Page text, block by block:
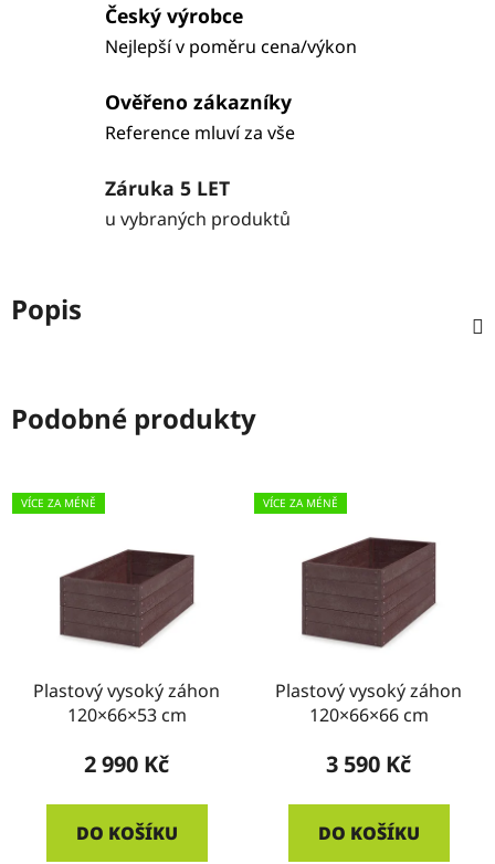
Český výrobce
Nejlepší v poměru cena/výkon
Ověřeno zákazníky
Reference mluví za vše
Záruka 5 LET
u vybraných produktů
Popis
Podobné produkty
VÍCE ZA MÉNĚ
Plastový vysoký záhon
120×66×53 cm
2 990 Kč
DO KOŠÍKU
VÍCE ZA MÉNĚ
Plastový vysoký záhon
120×66×66 cm
3 590 Kč
DO KOŠÍKU